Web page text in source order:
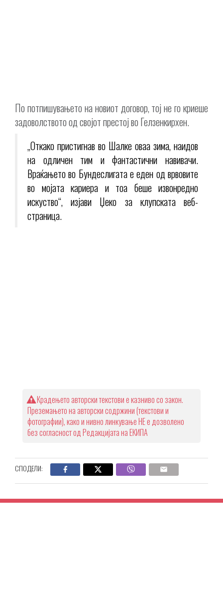
По потпишувањето на новиот договор, тој не го криеше
задоволството од својот престој во Гелзенкирхен.
„Откако пристигнав во Шалке оваа зима, наидов
на одличен тим и фантастични навивачи.
Враќањето во Бундеслигата е еден од врвовите
во мојата кариера и тоа беше извонредно
искуство“, изјави Џеко за клупската веб-
страница.
Крадењето авторски текстови е казниво со закон.
Преземањето на авторски содржини (текстови и
фотографии), како и нивно линкување НЕ е дозволено
без согласност од Редакцијата на ЕКИПА
СПОДЕЛИ: